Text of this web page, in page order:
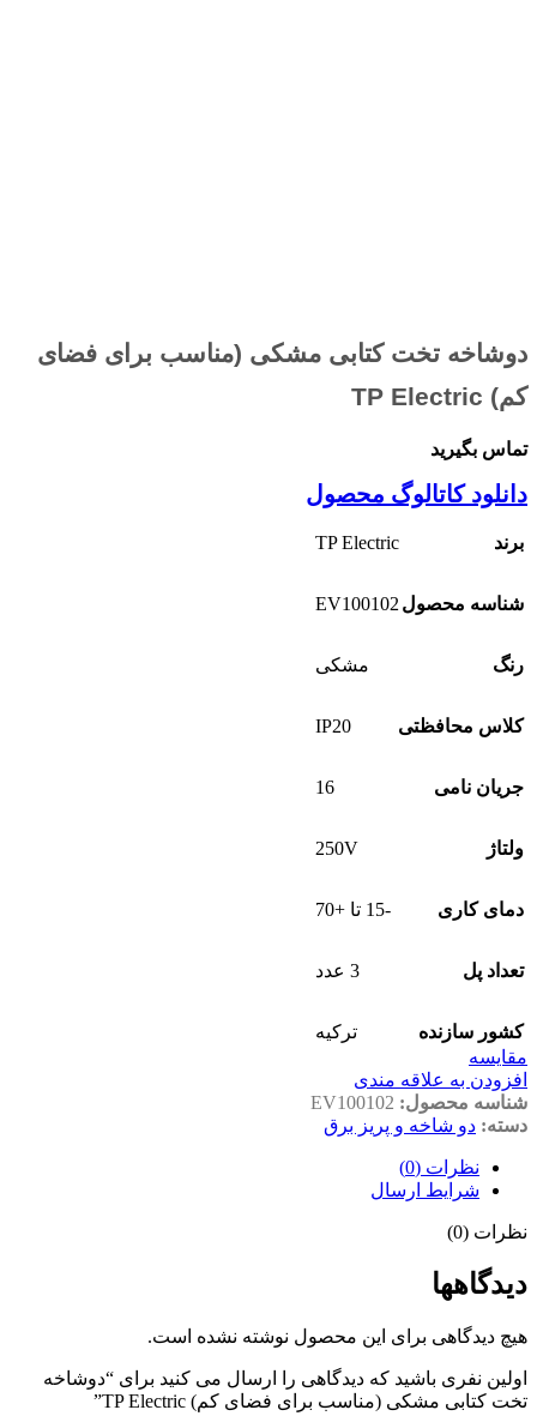
دوشاخه تخت کتابی مشکی (مناسب برای فضای
کم) TP Electric
تماس بگیرید
دانلود کاتالوگ محصول
برند TP Electric
شناسه محصول EV100102
رنگ مشکی
کلاس محافظتی IP20
جریان نامی 16
ولتاژ 250V
دمای کاری -15 تا +70
تعداد پل 3 عدد
کشور سازنده
ترکیه
مقايسه
افزودن به علاقه مندی
شناسه محصول: EV100102
دسته: دو شاخه و پریز برق
نظرات (0)
شرایط ارسال
نظرات (0)
دیدگاهها
هیچ دیدگاهی برای این محصول نوشته نشده است.
اولین نفری باشید که دیدگاهی را ارسال می کنید برای “دوشاخه
تخت کتابی مشکی (مناسب برای فضای کم) TP Electric”